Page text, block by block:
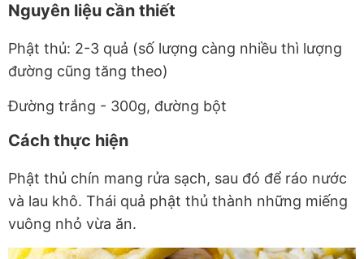
Nguyên liệu cần thiết
Phật thủ: 2-3 quả (số lượng càng nhiều thì lượng
đường cũng tăng theo)
Đường trắng - 300g, đường bột
Cách thực hiện
Phật thủ chín mang rửa sạch, sau đó để ráo nước
và lau khô. Thái quả phật thủ thành những miếng
vuông nhỏ vừa ăn.